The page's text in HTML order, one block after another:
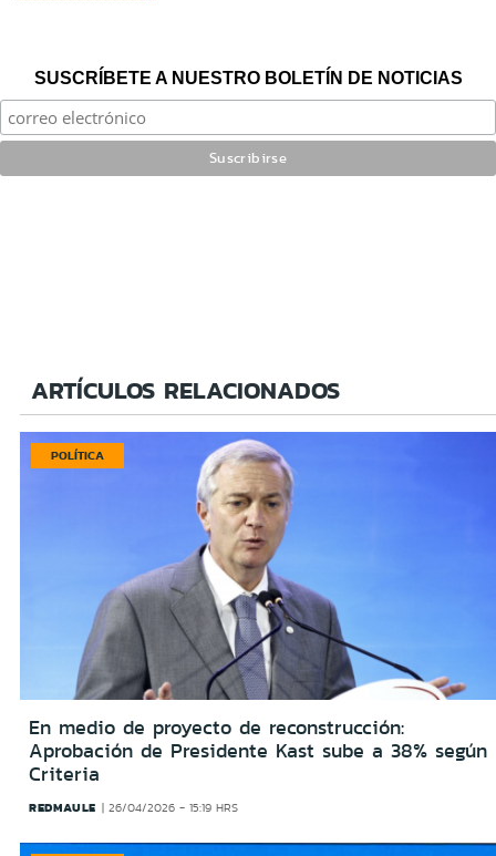
SUSCRÍBETE A NUESTRO BOLETÍN DE NOTICIAS
ARTÍCULOS RELACIONADOS
POLÍTICA
En medio de proyecto de reconstrucción:
Aprobación de Presidente Kast sube a 38% según
Criteria
REDMAULE 26/04/2026 - 15:19 HRS